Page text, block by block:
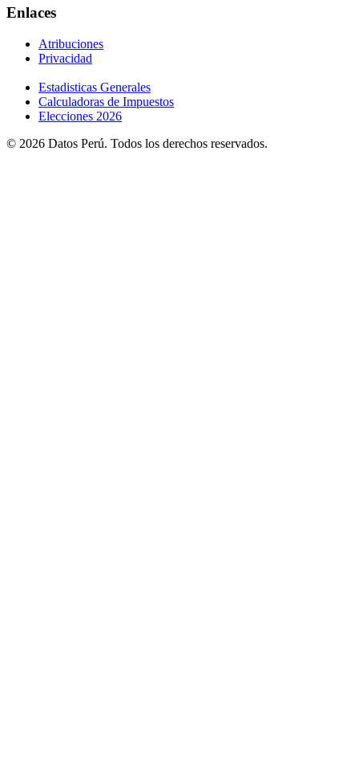
Enlaces
Atribuciones
Privacidad
Estadisticas Generales
Calculadoras de Impuestos
Elecciones 2026
© 2026 Datos Perú. Todos los derechos reservados.